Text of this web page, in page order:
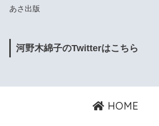
あさ出版
河野木綿子のTwitterはこちら
HOME